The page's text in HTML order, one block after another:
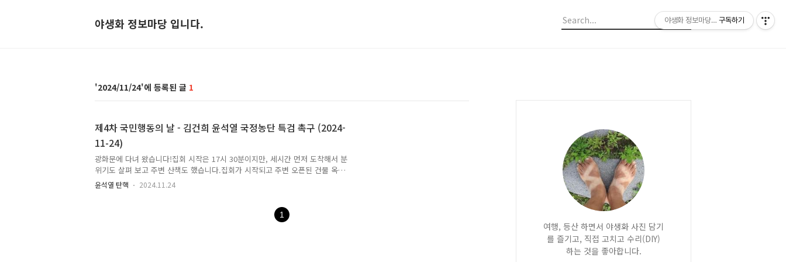
야생화 정보마당 입니다.
2024/11/24 1
제4차 국민행동의 날 - 김건희 윤석열 국정농단 특검 촉구 (2024-
11-24)
광화문에 다녀 왔습니다!집회 시작은 17시 30분이지만, 세시간 먼저 도착해서 분
위기도 살펴 보고 주변 산책도 했습니다.집회가 시작되고 주변 오픈된 건물 옥상
에 올라 촛불 시민들의 장엄한 모습도 담았습니다. 광화문 도착. 몇시간 전이지
만 무대 설치되고 하나 둘 촛불 시민들이 모이기 시작합니다. 경복궁역 교차로에
복궁 앞 보행로에 시민, 보행자 - 집회 참가자 나누어서 울타리를 설치한 모습입
니다. 전 집회 참석할 예정이므로 당연히 집회 참가자 쪽으로 이동합니다. 경복
윤석열 탄핵 2024.11.24
1
여행, 등산 하면서 야생화 사진 담기
를 즐기고, 직접 고치고 수리(DIY)
하는 것을 좋아합니다.
야생화 정보마당 입니다.
구독하기